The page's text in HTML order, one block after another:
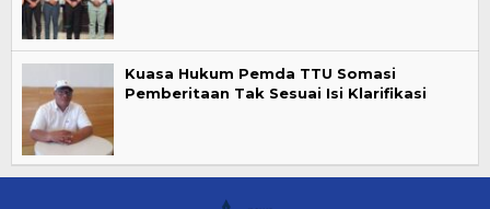
Kuasa Hukum Pemda TTU Somasi
Pemberitaan Tak Sesuai Isi Klarifikasi